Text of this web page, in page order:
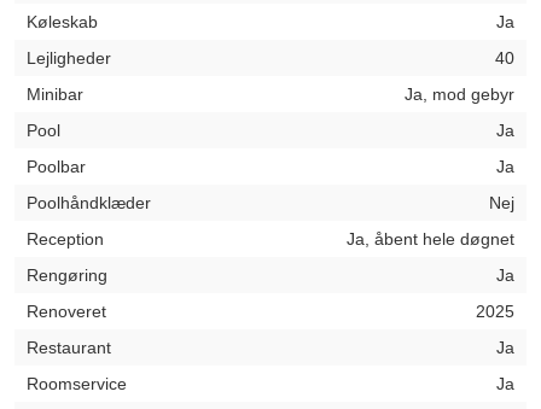
Køleskab
Ja
Lejligheder
40
Minibar
Ja, mod gebyr
Pool
Ja
Poolbar
Ja
Poolhåndklæder
Nej
Reception
Ja, åbent hele døgnet
Rengøring
Ja
Renoveret
2025
Restaurant
Ja
Roomservice
Ja